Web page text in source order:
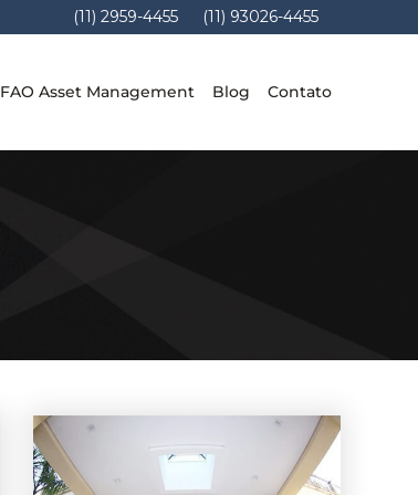
(11) 2959-4455 (11) 93026-4455
FAO Asset Management Blog Contato